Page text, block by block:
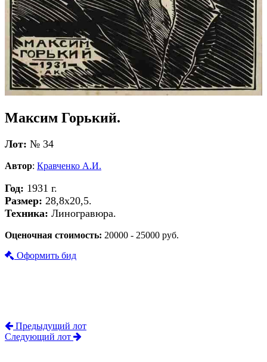
Максим Горький.
Лот: № 34
Автор: Кравченко А.И.
Год: 1931 г.
Размер: 28,8х20,5.
Техника: Линогравюра.
Оценочная стоимость: 20000 - 25000 руб.
Оформить бид
Предыдущий лот
Следующий лот